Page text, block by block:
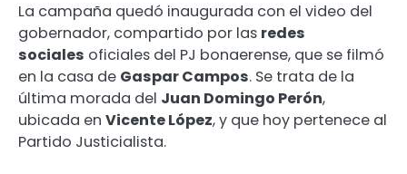
La campaña quedó inaugurada con el video del
gobernador, compartido por las redes
sociales oficiales del PJ bonaerense, que se filmó
en la casa de Gaspar Campos. Se trata de la
última morada del Juan Domingo Perón,
ubicada en Vicente López, y que hoy pertenece al
Partido Justicialista.